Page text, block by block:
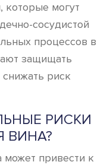
которые могут
сосудистой
процессов в
защищать
риск
РИСКИ
ВИНА?
привести к